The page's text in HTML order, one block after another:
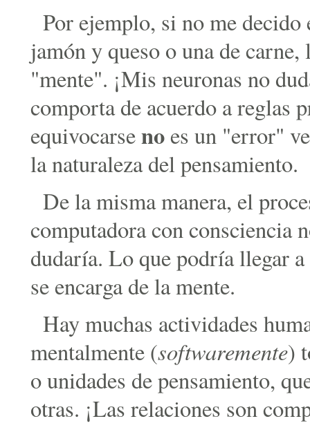
Por ejemplo, si no me decido
jamón y queso o una de
"mente". ¡Mis neuronas no
comporta de acuerdo a reglas
equivocarsenoes un "error"
la naturaleza del pensamiento.
De la misma manera, el
computadora con consciencia
dudaría. Lo que podría llegar
se encarga de la mente.
Hay muchas actividades
mentalmente (softwaremente)
o unidades de pensamiento,
otras. ¡Las relaciones son